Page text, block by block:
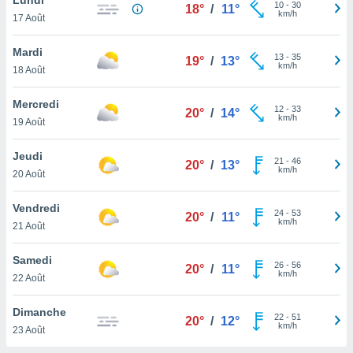
et
»,
au
vous
qu'ils
ou
le
ainsi
un
la
du
17 Août
18° / 11° 10- 30
km/h
Mardi
18 Août
19° / 13° 13- 35
km/h
Mercredi
19 Août
20° / 14° 12- 33
km/h
Jeudi
20 Août
20° / 13° 21 - 46
km/h
Vendredi
21 Août
20° / 11° 24- 53
km/h
Samedi
22 Août
20° / 11° 26- 56
km/h
Dimanche
23 Août
20° / 12° 22- 51
km/h